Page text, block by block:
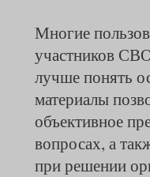
Многие
участников
лучше понять
материалы
объективное
вопросах, а
при решении